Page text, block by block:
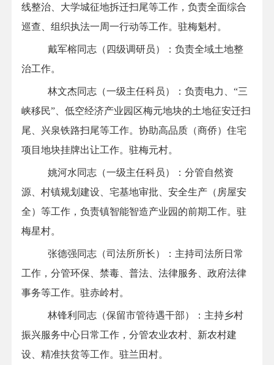
线整治、大学城征地拆迁扫尾等工作，负责全面综合
巡查、组织执法一周一行动等工作。 驻梅魁村。
戴军榕同志（ 四级调研员）
：负责全域土地整
治工作。
林文杰同志（一级主任科员）：负责电力、 “三
峡移民”、 低空经济产业园区梅元地块的土地征安迁扫
尾、兴泉铁路扫尾等工作。协助高品质（商侨）住宅
项目地块挂牌出让工作。 驻梅元村。
姚河水同志（一级主任科员）：分管自然资
源、村镇规划建设、宅基地审批、安全生产（房屋安
全） 等工作 ，负责镇智能智造产业园的前期工作。 驻
梅星村。
张德强同志（司法所所长）：主持司法所日常
工作，分管环保、 禁毒、普法、法律服务、政府法律
事务等工作。 驻赤岭村。
林锋利同志（保留市管待遇干部） ： 主持乡村
振兴服务中心日常工作，分管农业农村、新农村建
设、精准扶贫等工作。 驻兰田村。